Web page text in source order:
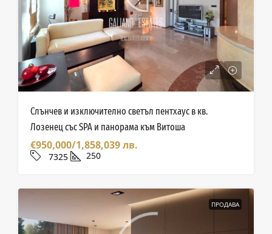
Слънчев и изключително светъл пентхаус в кв.
Лозенец със SPA и панорама към Витоша
€950,000/1,858,039 лв.
7325 250
ПРОДАВА